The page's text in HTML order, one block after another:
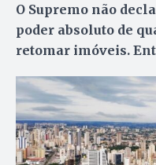
O Supremo não
poder absoluto de
retomar imóveis.